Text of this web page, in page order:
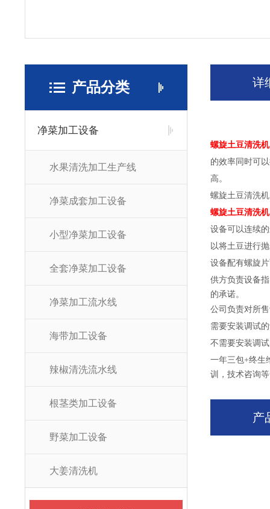
产品分类
净菜加工设备
水果清洗加工生产线
净菜成套加工设备
小型净菜加工设备
全套净菜加工设备
净菜加工流水线
海带加工设备
辣椒清洗流水线
根茎类加工设备
野菜加工设备
大姜清洗机
详
螺旋土豆清洗
的效率同时可
高。
螺旋土豆清洗
螺旋土豆清洗
设备可以连续
以将土豆进行
设备配有螺旋
供方负责设备
的承诺。
公司负责对所
需要安装调试
不需要安装调
一年三包+终生
训，技术咨询
产